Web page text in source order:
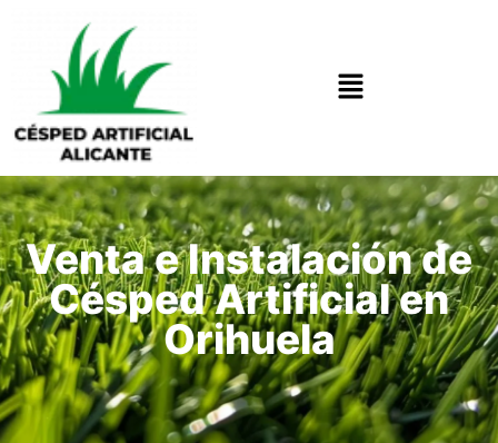
Venta e Instalación de
Césped Artificial en
Orihuela